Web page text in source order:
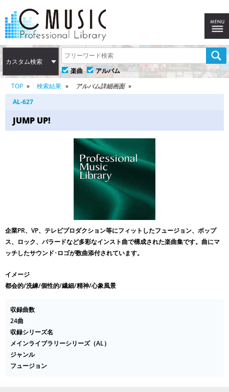
カスタム検索
楽曲
アルバム
TOP
検索結果
アルバム詳細画面
AL-627
JUMP UP!
企業PR、VP、テレビプロダクション等にフィットしたフュージョン、ポップ
ス、ロック、バラードなど多彩なインスト曲で構成された楽曲集です。曲にマ
ッチしたサウンド･ロゴが数曲添付されています。
イメージ
都会的/洗練/個性的/繊細/精神/心象風景
収録曲数
24曲
収録シリーズ名
メインライブラリーシリーズ（AL）
ジャンル
フュージョン